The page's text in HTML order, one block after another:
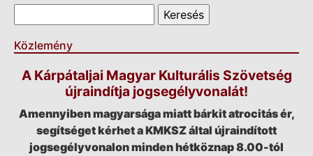
Keresés űrlap
Közlemény
A Kárpátaljai Magyar Kulturális Szövetség
újraindítja jogsegélyvonalát!
Amennyiben magyarsága miatt bárkit atrocitás ér,
segítséget kérhet a KMKSZ által újraindított
jogsegélyvonalon minden hétköznap 8.00-tól